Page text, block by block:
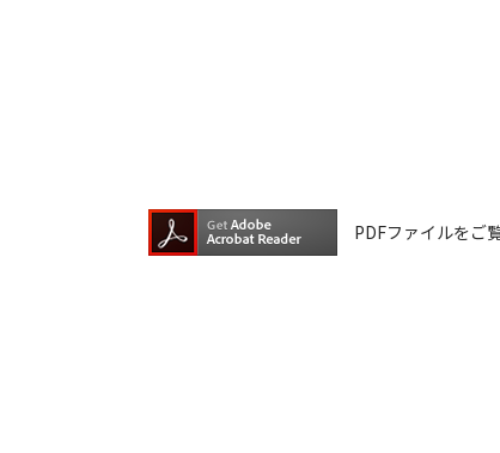
ファイルの内容は、製品の仕様
ウェアデータの書換は、保証期
本サービスは、予告なく中止ま
PDFファイルをご